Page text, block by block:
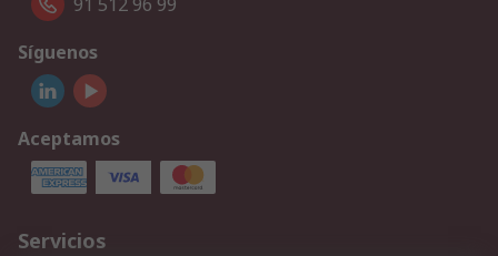
91 512 96 99
Síguenos
Aceptamos
Servicios